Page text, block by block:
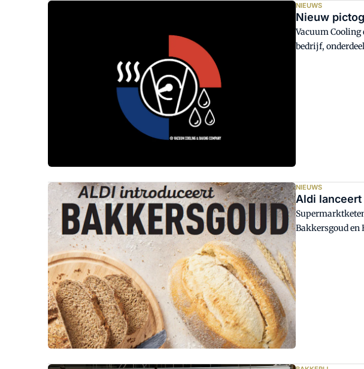
NIEUWS
Nieuw
Vacuum
bedrijf,
NIEUWS
Aldi
Bakkersgoud